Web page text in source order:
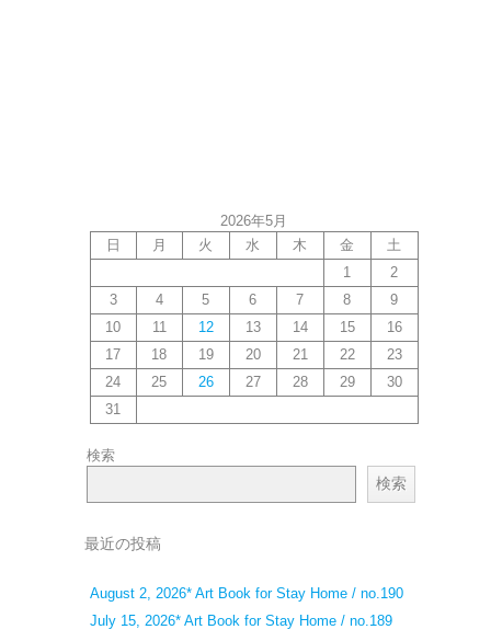
2026年5月
日
月 火 水 木 金
土
1
2
3
4 5 6 7 8
9
10
11 12 13 14 15
16
17
18 19 20 21 22
23
24
25 26 27 28 29
30
31
検索
検索
最近の投稿
August 2, 2026* Art Book for Stay Home / no.190
July 15, 2026* Art Book for Stay Home / no.189